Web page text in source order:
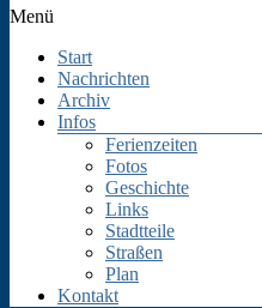
Menü
Start
Nachrichten
Archiv
Infos
Ferienzeiten
Fotos
Geschichte
Links
Stadtteile
Straßen
Plan
Kontakt